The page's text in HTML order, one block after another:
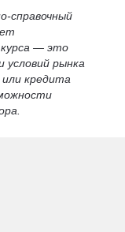
справочный
— это
рынка
кредита